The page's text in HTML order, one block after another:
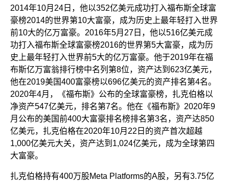
2014年10月24日，他以352亿美元成功打入福布斯全球富
豪榜2014的世界第10大富豪，成为历史上最年轻打入世界
前10大的亿万富豪。2016年5月27日，他以516亿美元成
功打入福布斯全球富豪榜2016的世界第5大富豪，成为历
史上最年轻打入世界前5大的亿万富豪。他于2019年在福
布斯亿万富翁排行榜中名列第8位，资产达到623亿美元，
他在2019美国400富豪榜以696亿美元的资产排名第4名。
2020年4月，《福布斯》公布的全球富豪榜，扎克伯格以
净资产547亿美元，排名第7名。他在《福布斯》2020年9
月公布的美国前400大富豪排名榜排名第3名，资产达850
亿美元，扎克伯格在2020年10月22日的资产首次超越
1,000亿美元大关，资产达到1,024亿美元，成为全球第四
大富豪。
扎克伯格持有400万股Meta Platforms的A股，另有3.75亿